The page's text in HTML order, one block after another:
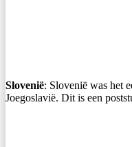
Slovenië: Slovenië was het
Joegoslavië. Dit is een